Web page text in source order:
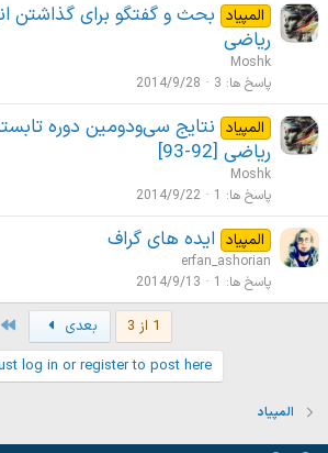
المپیاد بحث و گفتگو برای گذاشتن
ریاضی
Moshk
پاسخ ها 3
2014/9/28
المپیاد نتایج سی‌ودومین دوره
ریاضی [92-93]
Moshk
پاسخ ها
1
2014/9/22
المپیاد ایده های گراف
erfan_ashorian
پاسخ ها
1
2014/9/13
1 از 3 بعدی
log in or register to post here.
المپیاد